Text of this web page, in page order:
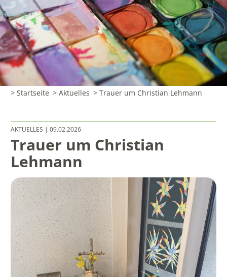
> Startseite > Aktuelles > Trauer um Christian Lehmann
AKTUELLES | 09.02.2026
Trauer um Christian
Lehmann